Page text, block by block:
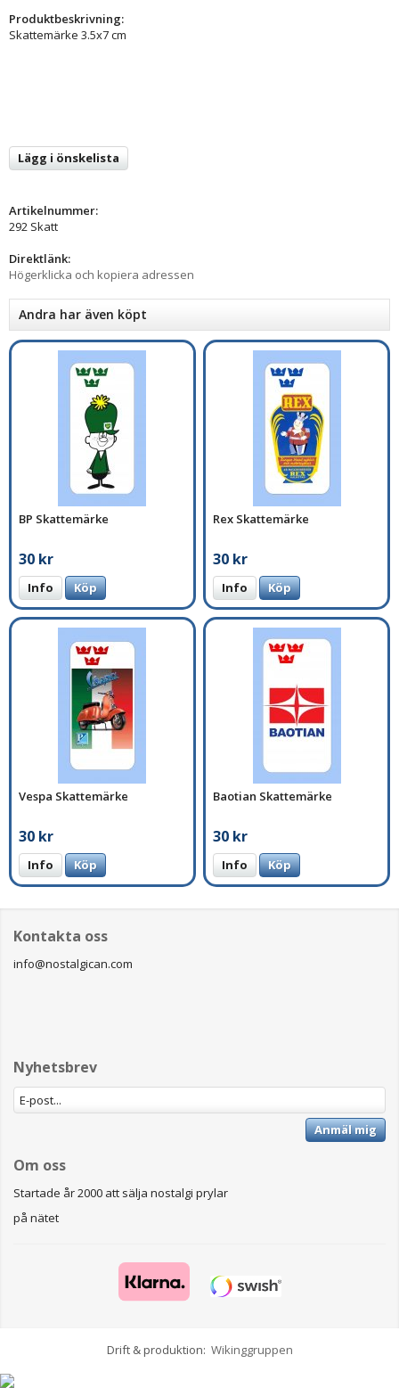
Produktbeskrivning:
Skattemärke 3.5x7 cm
Lägg i önskelista
Artikelnummer:
292 Skatt
Direktlänk:
Högerklicka och kopiera adressen
Andra har även köpt
BP Skattemärke
30 kr
Info Köp
Rex Skattemärke
30 kr
Info Köp
Vespa Skattemärke
30 kr
Info Köp
Baotian Skattemärke
30 kr
Info Köp
Kontakta oss
info@nostalgican.com
Nyhetsbrev
Anmäl mig
Om oss
Startade år 2000 att sälja nostalgi prylar
på nätet
Drift & produktion: Wikinggruppen